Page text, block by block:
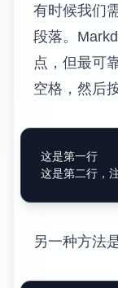
有时候我们
段落。
点，但最可
空格，然后
这是第一行
另一种方法